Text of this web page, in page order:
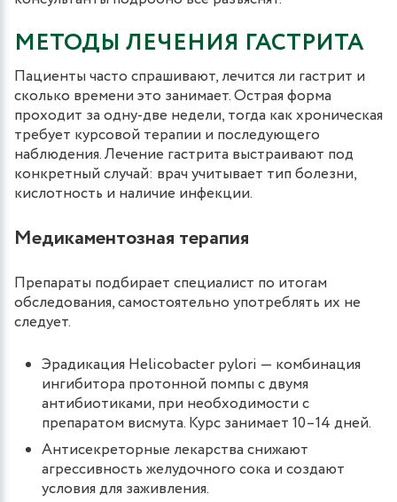
МЕТОДЫ ЛЕЧЕНИЯ ГАСТРИТА
Пациенты часто спрашивают, лечится ли гастрит и
сколько времени это занимает. Острая форма
проходит за одну-две недели, тогда как хроническая
требует курсовой терапии и последующего
наблюдения. Лечение гастрита выстраивают под
конкретный случай: врач учитывает тип болезни,
кислотность и наличие инфекции.
Медикаментозная терапия
Препараты подбирает специалист по итогам
обследования, самостоятельно употреблять их не
следует.
Эрадикация Helicobacter pylori — комбинация
ингибитора протонной помпы с двумя
антибиотиками, при необходимости с
препаратом висмута. Курс занимает 10–14 дней.
Антисекреторные лекарства снижают
агрессивность желудочного сока и создают
условия для заживления.